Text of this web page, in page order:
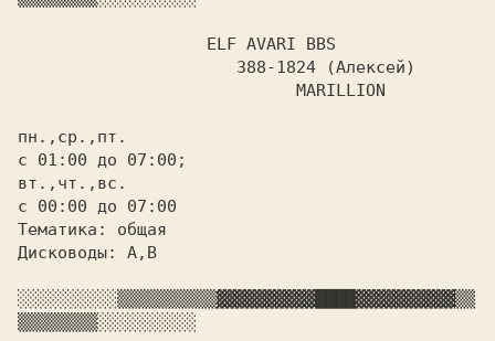
пн.,ср.,пт.
с 01:00 до 07:00;
вт.,чт.,вс.
с 00:00 до 07:00
Тематика: общая
Дисководы: A,B
░░░░░░░░░░▒▒▒▒▒▒▒▒▒▒▓▓▓▓▓▓▓▓▓▓ ▓▓▓▓▓▓▓▓▓▓▒▒
▒▒▒▒▒▒▒▒░░░░░░░░░░